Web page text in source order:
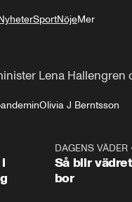
SportNöjeMer
Lena
Olivia J Berntsson
DAGENS VÄDER
Så blir
bor